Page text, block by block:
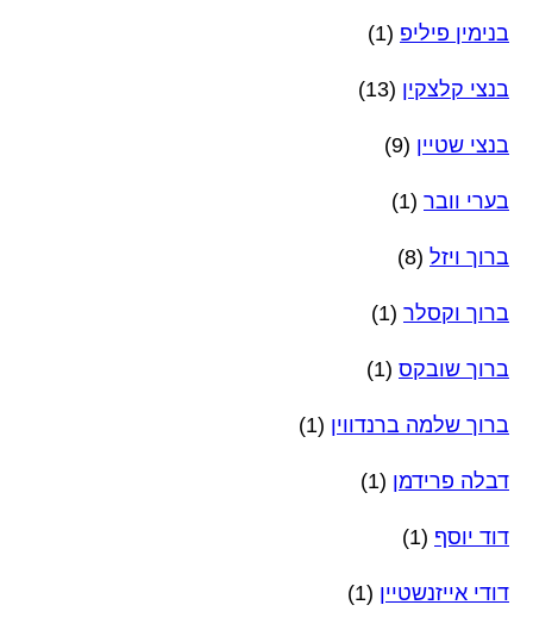
בנימין פיליפ (1)
בנצי קלצקין (13)
בנצי שטיין (9)
בערי וובר (1)
ברוך ויזל (8)
ברוך וקסלר (1)
ברוך שובקס (1)
ברוך שלמה ברנדווין (1)
דבלה פרידמן (1)
דוד יוסף (1)
דודי אייזנשטיין (1)